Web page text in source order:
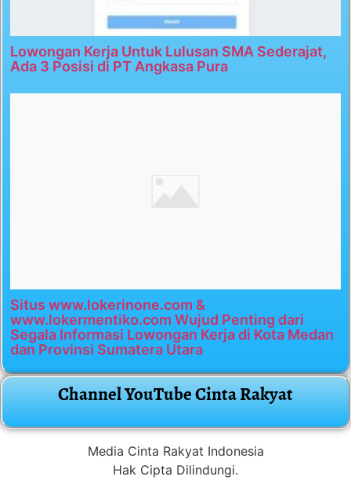
Lowongan Kerja Untuk Lulusan SMA Sederajat,
Ada 3 Posisi di PT Angkasa Pura
Situs www.lokerinone.com &
www.lokermentiko.com Wujud Penting dari
Segala Informasi Lowongan Kerja di Kota Medan
dan Provinsi Sumatera Utara
Channel YouTube Cinta Rakyat
Media Cinta Rakyat Indonesia
Hak Cipta Dilindungi.